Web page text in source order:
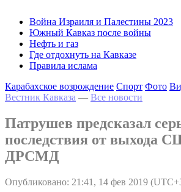
Война Израиля и Палестины 2023
Южный Кавказ после войны
Нефть и газ
Где отдохнуть на Кавказе
Правила ислама
Карабахское возрождение Спорт Фото
Вестник Кавказа — Все новости
Патрушев предсказал
последствия от выхода
ДРСМД
Опубликовано: 21:41, 14 фев 2019